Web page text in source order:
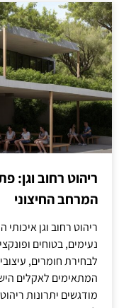
ריהוט רחוב וגן:
המרחב החיצוני
ריהוט רחוב וגן
נעימים, בטוחים
לבחירת חומרים,
המתאימים לאקלים
מודגשים יתרונות